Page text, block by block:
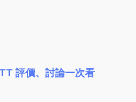
評價、討論一次看